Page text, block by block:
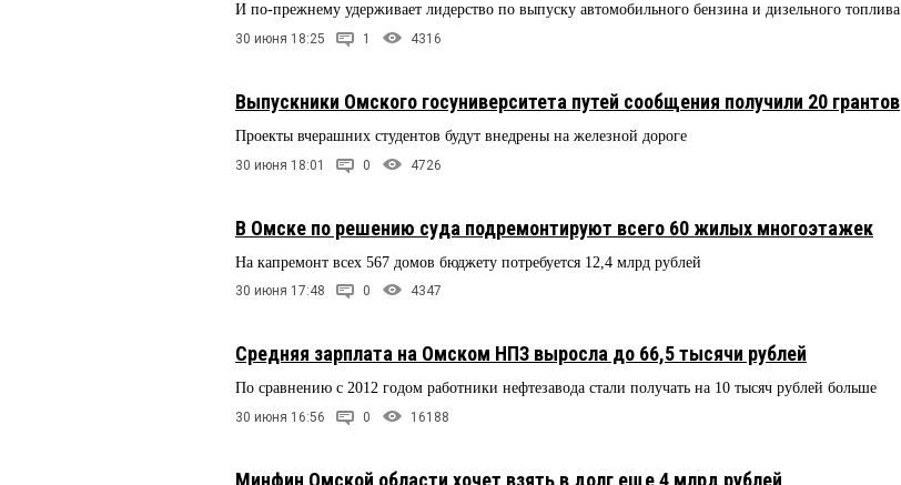
И по-прежнему удерживает лидерство по выпуску автомобильного бензина и дизельного топлива
30 июня 18:25 1 4316
Выпускники Омского госуниверситета путей сообщения получили 20 грантов
Проекты вчерашних студентов будут внедрены на железной дороге
30 июня 18:01 0 4726
В Омске по решению суда подремонтируют всего 60 жилых многоэтажек
На капремонт всех 567 домов бюджету потребуется 12,4 млрд рублей
30 июня 17:48 0 4347
Средняя зарплата на Омском НПЗ выросла до 66,5 тысячи рублей
По сравнению с 2012 годом работники нефтезавода стали получать на 10 тысяч рублей больше
30 июня 16:56 0 16188
Минфин Омской области хочет взять в долг еще 4 млрд рублей